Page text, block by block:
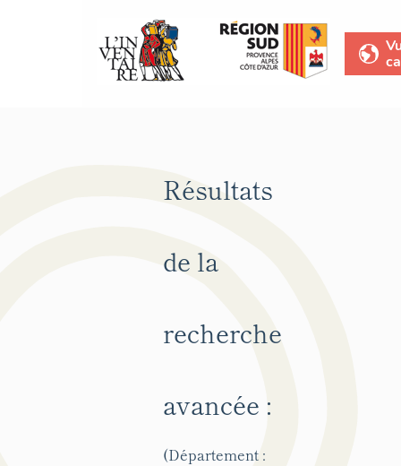
Résultats
de la
recherche
avancée :
(Département :